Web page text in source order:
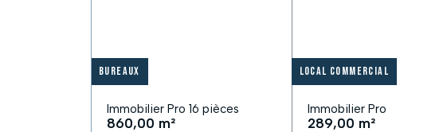
Bureaux
Immobilier Pro 16 pièces
860,00 m²
Local commercial
Immobilier Pro
289,00 m²